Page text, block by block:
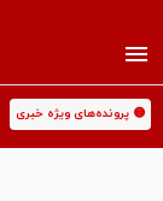
🟡 پرونده‌های ویژه خبری